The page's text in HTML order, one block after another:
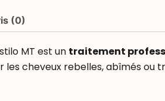
(0)
MT est un traitement
les cheveux rebelles, abîmés ou